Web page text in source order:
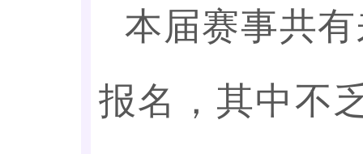
本届赛事共
报名，其中不